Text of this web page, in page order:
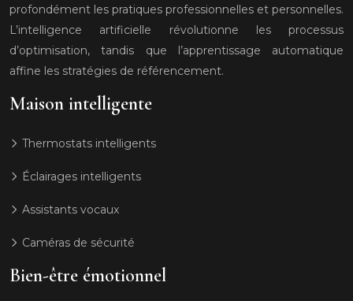
profondément les pratiques professionnelles et personnelles.
L’intelligence artificielle révolutionne les processus
d’optimisation, tandis que l’apprentissage automatique
affine les stratégies de référencement.
Maison intelligente
Thermostats intelligents
Éclairages intelligents
Assistants vocaux
Caméras de sécurité
Bien-être émotionnel